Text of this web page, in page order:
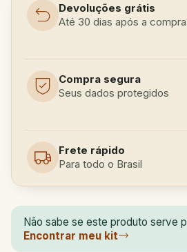
Devoluções grátis
Até 30 dias após a compra
Compra segura
Seus dados protegidos
Frete rápido
Para todo o Brasil
Não sabe se este produto serve
Encontrar meu kit